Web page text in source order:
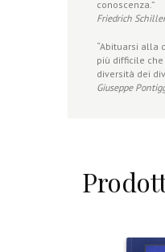
conoscenza.”
Friedrich Schiller
“Abituarsi alla
più difficile
diversità dei
Giuseppe